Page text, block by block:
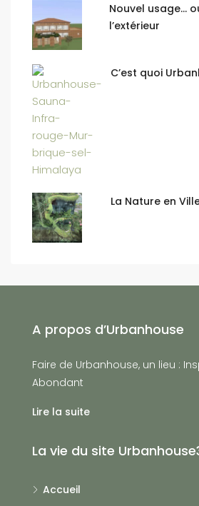
Nouvel usage…
l’extérieur
C’est quoi
La Nature en
A propos d’Urbanhouse
Faire de Urbanhouse, un lieu :
Abondant
Lire la suite
La vie du site
Accueil